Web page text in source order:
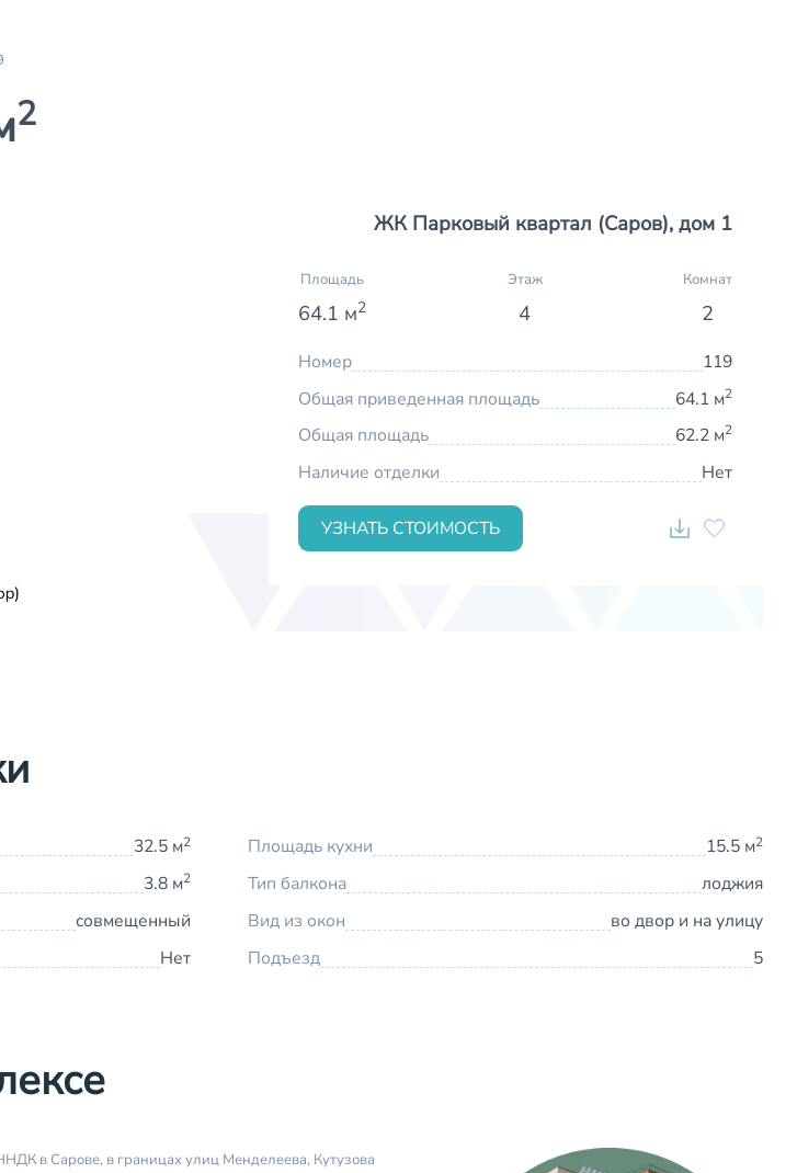
2
ЖК Парковый квартал (Саров), дом 1
Площадь
64.1 м2
Этаж
4
Комнат
2
Номер
119
Общая приведенная площадь
64.1 м2
Общая площадь 62.2 м2
Наличие отделки Нет
УЗНАТЬ СТОИМОСТЬ
32.5 м2
3.8 м2
совмещенный
Нет
Площадь кухни 15.5 м2
Тип балкона
лоджия
Вид из окон
во двор и на улицу
Подъезд
5
в Сарове, в границах улиц Менделеева, Кутузова